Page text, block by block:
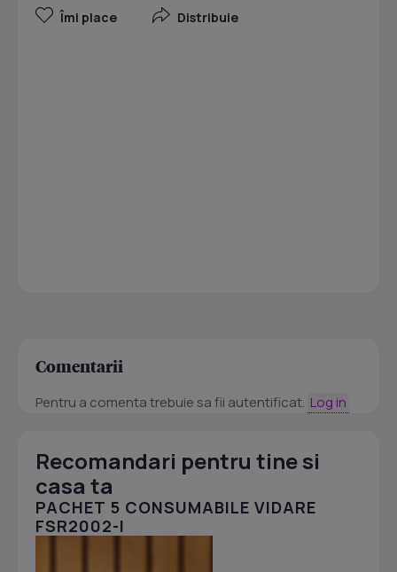
Îmi place Distribuie
Comentarii
Pentru a comenta trebuie sa fii autentificat. Log in
Recomandari pentru tine si
casa ta
PACHET 5 CONSUMABILE VIDARE
FSR2002-I